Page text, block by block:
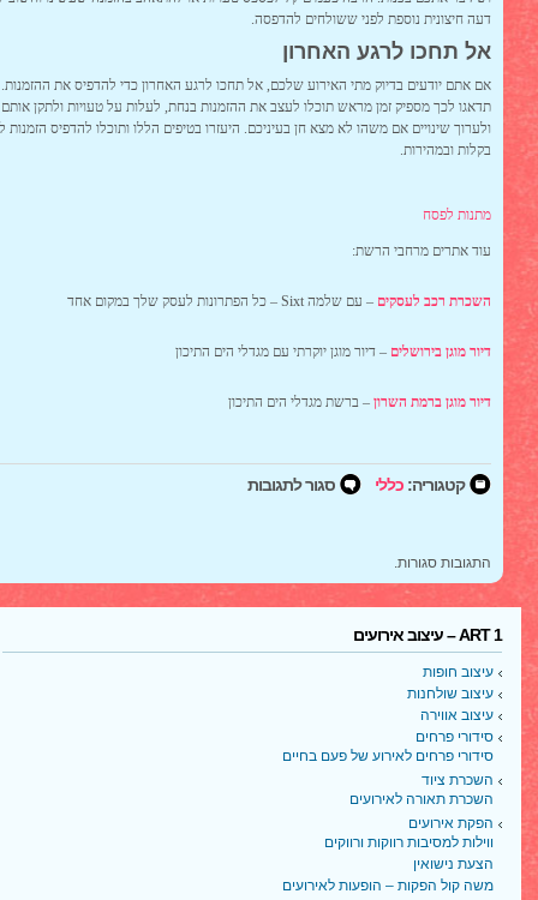
דעה חיצונית נוספת לפני ששולחים להדפסה.
אל תחכו לרגע האחרון
אם אתם יודעים בדיוק מתי האירוע שלכם, אל תחכו לרגע האחרון כדי להדפיס את
תדאגו לכך מספיק זמן מראש תוכלו לעצב את ההזמנות בנחת, לעלות על טעויות ולתקן אותם
ולערוך שינויים אם משהו לא מצא חן בעיניכם. היעזרו בטיפים הללו ותוכלו להדפיס הזמנות
בקלות ובמהירות.
מתנות לפסח
עוד אתרים מרחבי הרשת:
השכרת רכב לעסקים – עם שלמה Sixt – כל הפתרונות לעסק שלך במקום אחד
דיור מוגן בירושלים – דיור מוגן יוקרתי עם מגדלי הים התיכון
דיור מוגן ברמת השרון – ברשת מגדלי הים התיכון
קטגוריה: כללי סגור לתגובותעל
זאת
התגובות סגורות.
ART 1 – עיצוב אירועים
עיצוב חופות
עיצוב שולחנות
עיצוב אווירה
סידורי פרחים
סידורי פרחים לאירוע של פעם בחיים
השכרת ציוד
השכרת תאורה לאירועים
הפקת אירועים
ווילות למסיבות רווקות ורווקים
הצעת נישואין
משה קול הפקות – הופעות לאירועים